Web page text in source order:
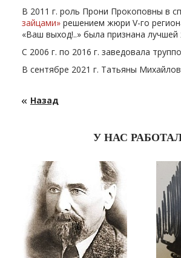
В 2011 г. роль Прони Прокоповны в
зайцами» решением жюри V-го
«Ваш выход!..» была признана
С 2006 г. по 2016 г. заведовала
В сентябре 2021 г. Татьяны
Назад
У НАС